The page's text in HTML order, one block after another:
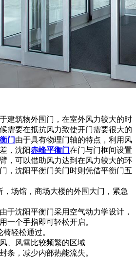
建筑物外围门，在室外风力较大的时
需要在抵抗风力致使开门需要很大的
门 由于具有物理门轴的特点，利用风
，沈阳赤峰平衡门在门与门框间设置
，可以借助风力达到在风力较大的环
，沈阳平衡门关门时则凭借平衡门五
，场馆，商场大楼的外围大门，紧急
于沈阳平衡门采用空气动力学设计，
一个手指即可轻松开启。
轻松通过。
、风雪比较频繁的区域
条，减少内部热能流失。